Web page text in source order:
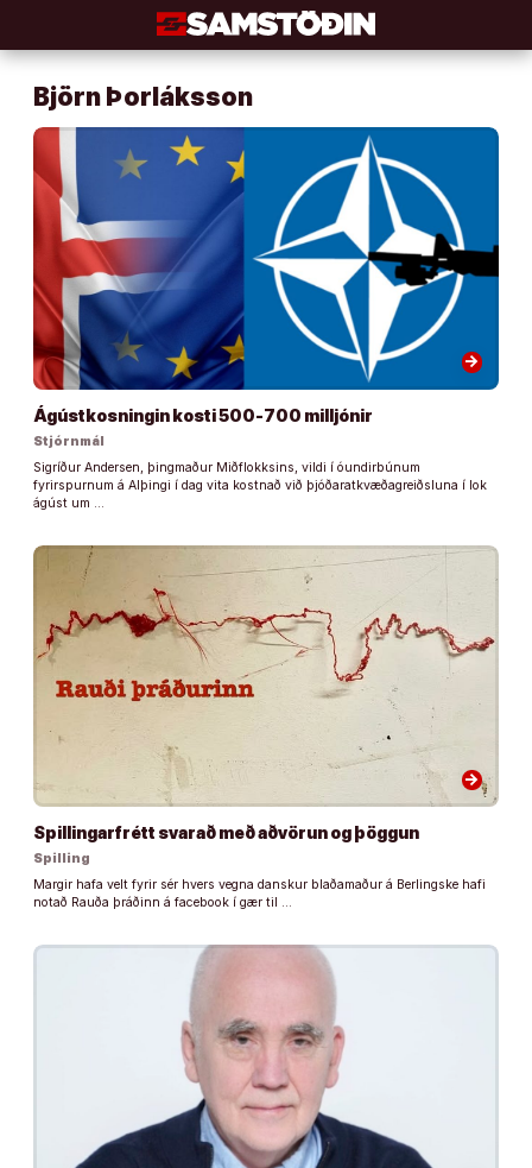
efni
Björn Þorláksson
arrow_forward
Ágústkosningin kosti 500-700 milljónir
Stjórnmál
Sigríður Andersen, þingmaður Miðflokksins, vildi í óundirbúnum
fyrirspurnum á Alþingi í dag vita kostnað við þjóðaratkvæðagreiðsluna í lok
ágúst um …
arrow_forward
Spillingarfrétt svarað með aðvörun og þöggun
Spilling
Margir hafa velt fyrir sér hvers vegna danskur blaðamaður á Berlingske hafi
notað Rauða þráðinn á facebook í gær til …